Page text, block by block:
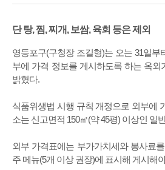
단 탕, 찜, 찌개, 보쌈, 육회 등은 제외
영등포구(구청장 조길형)는 오는 31일부
부에 가격 정보를 게시하도록 하는 옥외
밝혔다.
식품위생법 시행 규칙 개정으로 외부에
소는 신고면적 150㎡(약 45평) 이상인 일
외부 가격표에는 부가가치세와 봉사료
주 메뉴(5개 이상 권장)에 표시해 게시해